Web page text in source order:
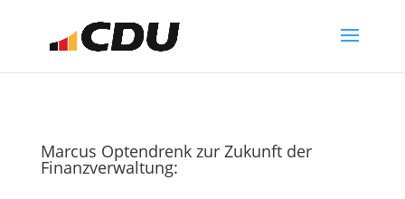
Marcus Optendrenk zur Zukunft der
Finanzverwaltung: